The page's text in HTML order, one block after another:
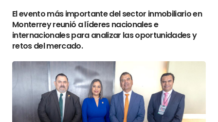
El evento más importante del sector inmobiliario en
Monterrey reunió a líderes nacionales e
internacionales para analizar las oportunidades y
retos del mercado.